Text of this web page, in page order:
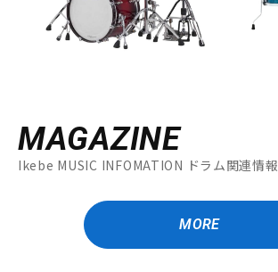
MAGAZINE
Ikebe MUSIC INFOMATION ドラム関連情報
MORE